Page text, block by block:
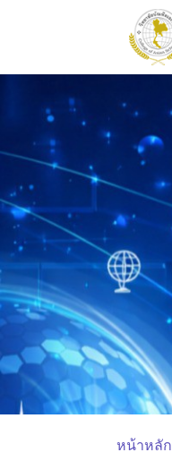
หน้าหลัก